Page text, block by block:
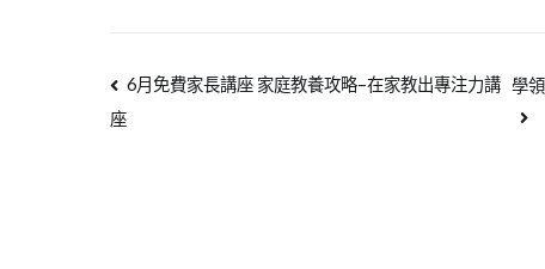
6月免費家長講座 家庭教養攻略–在家教出專注力講
座
學